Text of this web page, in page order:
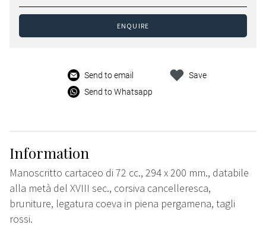
ENQUIRE
Send to email
Send to Whatsapp
Save
Information
Manoscritto cartaceo di 72 cc., 294 x 200 mm., databile
alla metà del XVIII sec., corsiva cancelleresca,
bruniture, legatura coeva in piena pergamena, tagli
rossi.